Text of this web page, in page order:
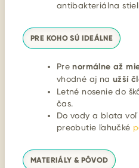
antibakteriálna
PRE KOHO SÚ IDEÁLNE
Prenormálne až
vhodné aj na užší
Letné nosenie do
čas.
Do vody a blata voľ
preobutie ľahučké
MATERIÁLY & PÔVOD